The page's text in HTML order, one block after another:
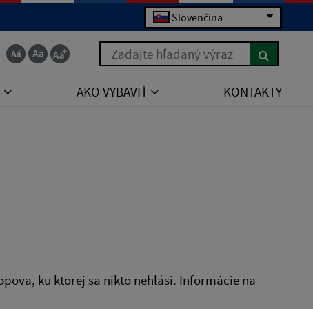
Slovenčina
Zadajte hľadaný výraz
AKO VYBAVIŤ KONTAKTY
ku ktorej sa nikto nehlási. Informácie na